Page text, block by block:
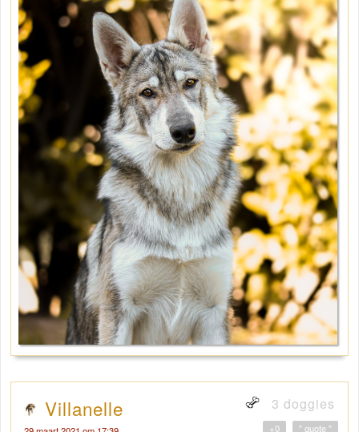
Villanelle 3 doggies
" quote "
+0